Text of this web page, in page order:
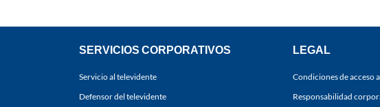
SERVICIOS CORPORATIVOS
Servicio al televidente
Defensor del televidente
LEGAL
Condiciones de acceso
Responsabilidad